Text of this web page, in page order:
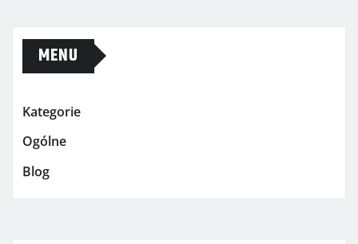
MENU
Kategorie
Ogólne
Blog